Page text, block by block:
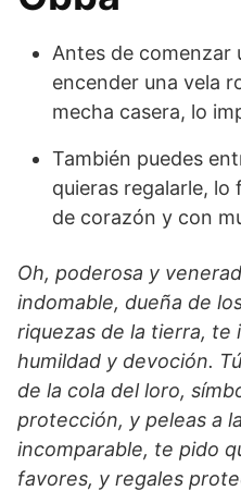
Antes de comenzar
encender una vela
mecha casera, lo
También puedes
quieras regalarle, lo
de corazón y con
Oh, poderosa y
indomable, dueña de
riquezas de la tierra, te
humildad y devoción.
de la cola del loro,
protección, y peleas a
incomparable, te pido
favores, y regales